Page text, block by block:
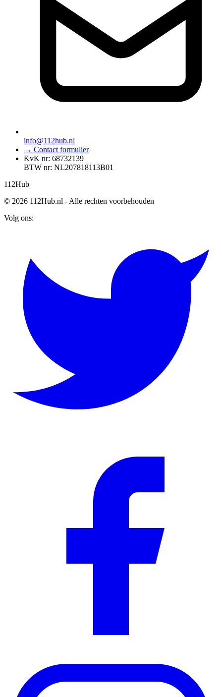
info@112hub.nl
→ Contact formulier
KvK nr: 68732139
BTW nr: NL207818113B01
112Hub
© 2026 112Hub.nl - Alle rechten voorbehouden
Volg ons: